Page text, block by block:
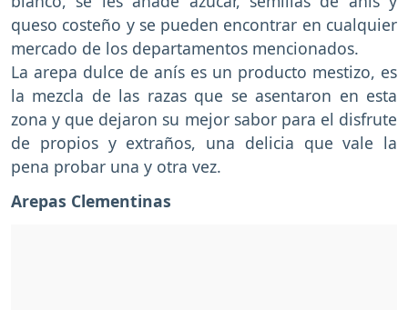
queso costeño y se pueden encontrar en cualquier
mercado de los departamentos mencionados.
La arepa dulce de anís es un producto mestizo, es
la mezcla de las razas que se asentaron en esta
zona y que dejaron su mejor sabor para el disfrute
de propios y extraños, una delicia que vale la
pena probar una y otra vez.
Arepas Clementinas